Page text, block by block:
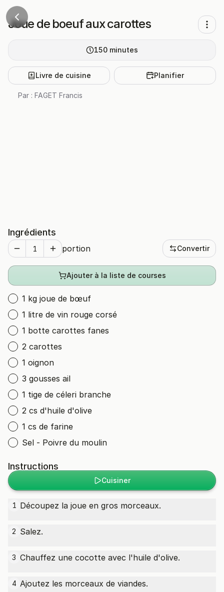
Joue de boeuf aux carottes
150 minutes
Livre de cuisine Planifier
Par : FAGET Francis
Ingrédients
portion Convertir
Ajouter à la liste de courses
1 kg joue de bœuf
1 litre de vin rouge corsé
1 botte carottes fanes
2 carottes
1 oignon
3 gousses ail
1 tige de céleri branche
2 cs d'huile d'olive
1 cs de farine
Sel - Poivre du moulin
Instructions
Cuisiner
1 Découpez la joue en gros morceaux.
2 Salez.
3 Chauffez une cocotte avec l'huile d'olive.
4 Ajoutez les morceaux de viandes.